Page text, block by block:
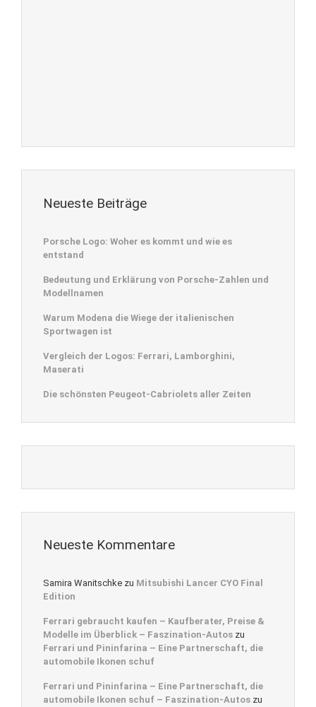
Neueste Beiträge
Porsche Logo: Woher es kommt und wie es
entstand
Bedeutung und Erklärung von Porsche-Zahlen und
Modellnamen
Warum Modena die Wiege der italienischen
Sportwagen ist
Vergleich der Logos: Ferrari, Lamborghini,
Maserati
Die schönsten Peugeot-Cabriolets aller Zeiten
Neueste Kommentare
Samira Wanitschke zu Mitsubishi Lancer CYO Final
Edition
Ferrari gebraucht kaufen – Kaufberater, Preise &
Modelle im Überblick – Faszination-Autos zu
Ferrari und Pininfarina – Eine Partnerschaft, die
automobile Ikonen schuf
Ferrari und Pininfarina – Eine Partnerschaft, die
automobile Ikonen schuf – Faszination-Autos zu